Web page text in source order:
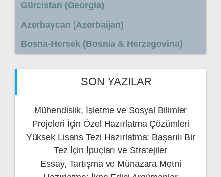
Gürcistan (Georgia)
Azerbaycan (Azerbaijan)
Bosna-Hersek (Bosnia & Herzegovina)
SON YAZILAR
Mühendislik, İşletme ve Sosyal Bilimler
Projeleri İçin Özel Hazırlatma Çözümleri
Yüksek Lisans Tezi Hazırlatma: Başarılı Bir
Tez İçin İpuçları ve Stratejiler
Essay, Tartışma ve Münazara Metni